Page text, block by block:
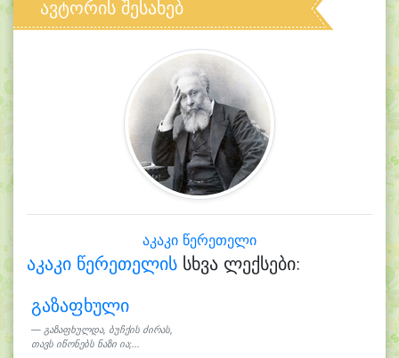
ავტორის შესახებ
აკაკი წერეთელი
აკაკი წერეთელის სხვა ლექსები:
გაზაფხული
გაზაფხულდა, ბუჩქის ძირას,
თავს იწონებს ნაზი ია;...